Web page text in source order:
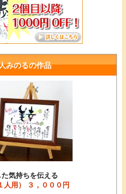
みのるの作品
気持ちを伝える
人用） ３，０００円